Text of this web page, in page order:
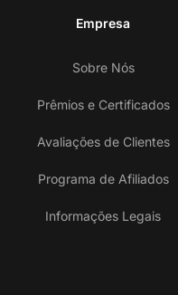
Empresa
Sobre Nós
Prêmios e Certificados
Avaliações de Clientes
Programa de Afiliados
Informações Legais